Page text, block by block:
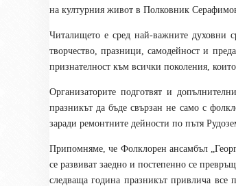
на културния живот в Полковник
Читалището е сред най-важните духовни
творчество, празници, самодейност и
признателност към всички поколения,
Организаторите подготвят и
празникът да бъде свързан не само с
заради ремонтните дейности по пътя
Припомняме, че Фолклорен ансамбъл
се развиват заедно и постепенно се
следваща година празникът привлича